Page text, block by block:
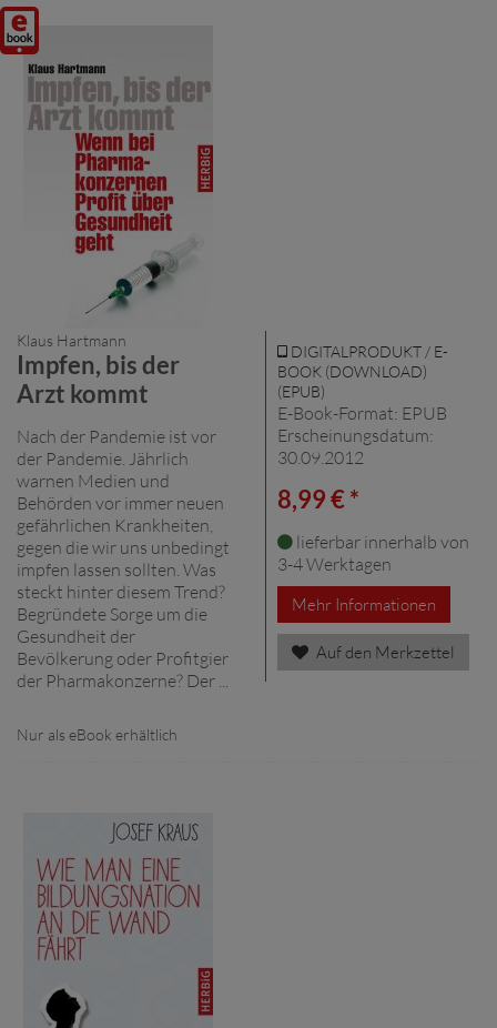
E-
Klaus Hartmann
Impfen, bis der
Arzt kommt
Nach der Pandemie ist vor
der Pandemie. Jährlich
warnen Medien und
Behörden vor immer neuen
gefährlichen Krankheiten,
gegen die wir uns unbedingt
impfen lassen sollten. Was
steckt hinter diesem Trend?
Begründete Sorge um die
Gesundheit der
Bevölkerung oder Profitgier
der Pharmakonzerne? Der ...
Nur als eBook erhältlich
DIGITALPRODUKT / E-
BOOK (DOWNLOAD)
(EPUB)
E-Book-Format: EPUB
Erscheinungsdatum:
30.09.2012
8,99 € *
lieferbar innerhalb von
3-4 Werktagen
Mehr Informationen
Auf den Merkzettel